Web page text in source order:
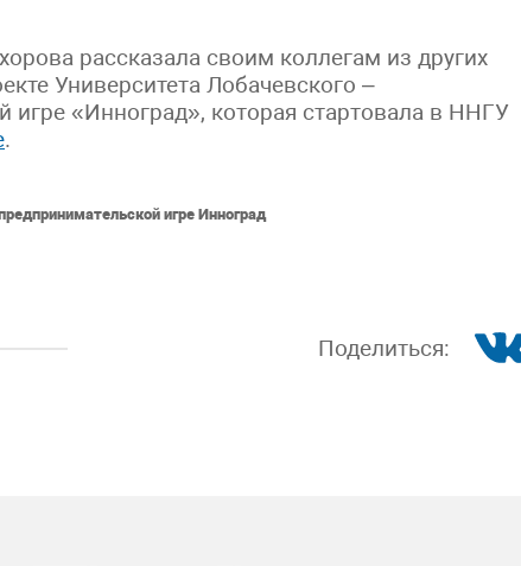
рассказала своим коллегам из других
Университета Лобачевского –
игре «Инноград», которая стартовала в ННГУ
.
игре Инноград
Поделиться: